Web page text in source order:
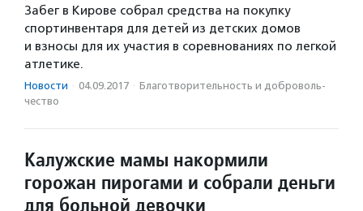
Забег в Кирове собрал средства на покупку
спортинвентаря для детей из детских домов
и взносы для их участия в соревнованиях по легкой
атлетике.
Новости · 04.09.2017 · Благотвори­тель­ность и доброволь­
чест­во
Калужские мамы накормили
горожан пирогами и собрали деньги
для больной девочки